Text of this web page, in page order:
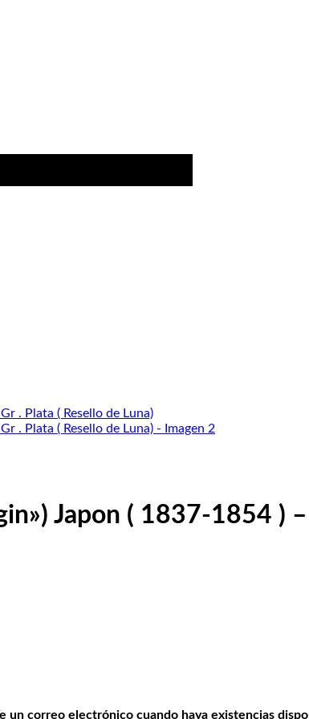
Japon ( 1837-1854 )
un correo electrónico cuando haya existencias